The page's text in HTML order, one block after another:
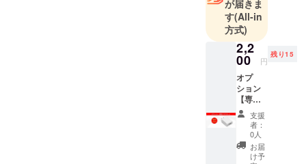
草組 が融合
した商品達
です。
世界ですで
に人気者の
商品と、研
究と改良を
重ねて生ま
れてきた商
が届きま
す(All-in
方式)
2,2
00 円
残り15
オプ
ション
【専用
アダプ
ター】
15名様
限定
2,200円
支援
者：
0人
お届
け予